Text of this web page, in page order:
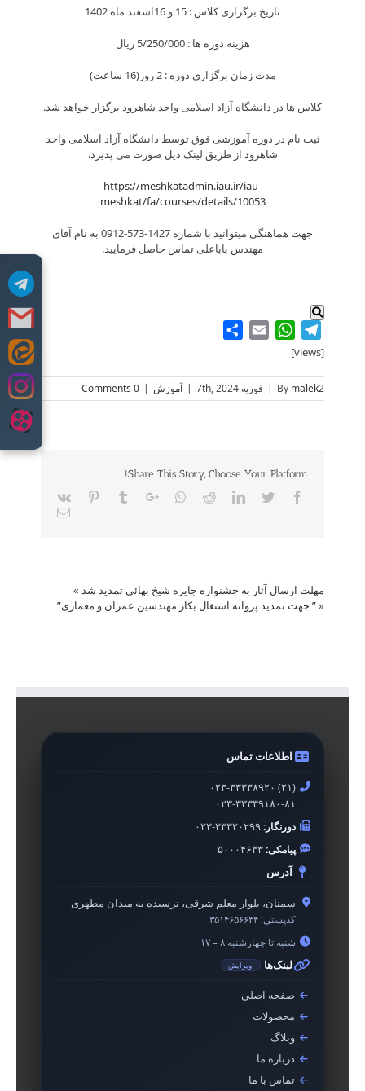
to
content
تاریخ برگزاری کلاس : 15 و 16اسفند ماه 1402
هزینه دوره ها : 5/250/000 ريال
مدت زمان برگزاری دوره : 2 روز(16 ساعت)
کلاس ها در دانشگاه آزاد اسلامی واحد شاهرود برگزار خواهد شد.
ثبت نام در دوره آموزشی فوق توسط دانشگاه آزاد اسلامی واحد
شاهرود از طریق لینک ذیل صورت می پذیرد.
https://meshkatadmin.iau.ir/iau-
meshkat/fa/courses/details/10053
جهت هماهنگی میتوانید با شماره 1427-573-0912 به نام آقای
مهندس باباعلی تماس حاصل فرمایید.
.
Telegram
WhatsApp
Email
[views]
By malek2
| فوریه 7th, 2024 | آموزش |
0 Comments
Share This Story, Choose Your Platform!
Facebook
Twitter
LinkedIn
Reddit
Whatsapp
Google+
Tumblr
Pinterest
Vk
Email
مهلت ارسال آثار به جشنواره جایزه شیخ بهائی تمدید شد »
«” جهت تمدید پروانه اشتغال بکار مهندسین عمران و معماری”
اطلاعات تماس
۰۲۳-۳۳۳۳۸۹۲۰ (۲۱)
۰۲۳-۳۳۳۳۹۱۸۰-۸۱
دورنگار:۰۲۳-۳۳۳۲۰۲۹۹
پیامکی:۵۰۰۰۴۶۳۳
آدرس
سمنان، بلوار معلم شرقی، نرسیده به میدان مطهری
کدپستی: ۳۵۱۴۶۵۶۶۳۴
شنبه تا چهارشنبه ۸ – ۱۷
لینک‌ها ویرایش
صفحه اصلی
محصولات
وبلاگ
درباره ما
تماس با ما